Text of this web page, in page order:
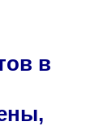
в